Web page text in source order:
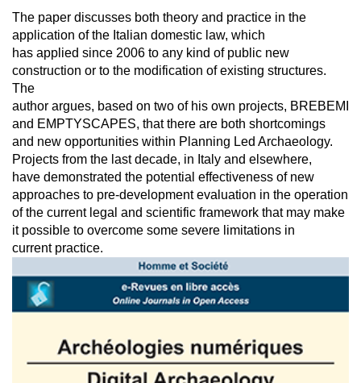
The paper discusses both theory and practice in the
application of the Italian domestic law, which
has applied since 2006 to any kind of public new
construction or to the modification of existing structures.
The
author argues, based on two of his own projects, BREBEMI
and EMPTYSCAPES, that there are both shortcomings
and new opportunities within Planning Led Archaeology.
Projects from the last decade, in Italy and elsewhere,
have demonstrated the potential effectiveness of new
approaches to pre-development evaluation in the operation
of the current legal and scientific framework that may make
it possible to overcome some severe limitations in
current practice.